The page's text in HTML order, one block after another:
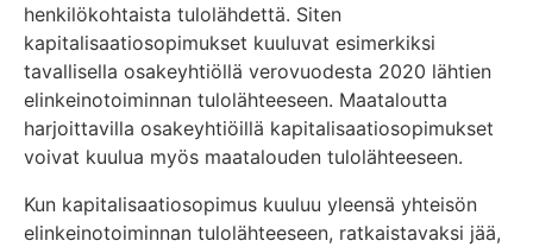
henkilökohtaista tulolähdettä. Siten
kapitalisaatiosopimukset kuuluvat esimerkiksi
tavallisella osakeyhtiöllä verovuodesta 2020 lähtien
elinkeinotoiminnan tulolähteeseen. Maataloutta
harjoittavilla osakeyhtiöillä kapitalisaatiosopimukset
voivat kuulua myös maatalouden tulolähteeseen.
Kun kapitalisaatiosopimus kuuluu yleensä yhteisön
elinkeinotoiminnan tulolähteeseen, ratkaistavaksi jää,